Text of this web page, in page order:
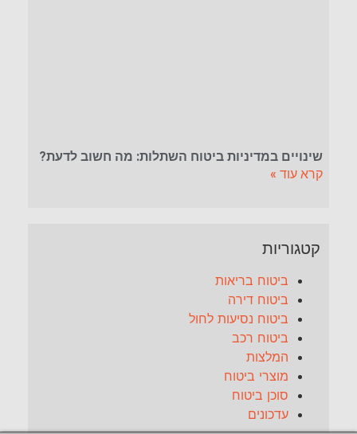
שינויים במדיניות ביטוח השתלות: מה חשוב לדעת?
קרא עוד »
קטגוריות
ביטוח בריאות
ביטוח דירה
ביטוח נסיעות לחול
ביטוח רכב
המלצות
מוצרי ביטוח
סוכן ביטוח
עדכונים